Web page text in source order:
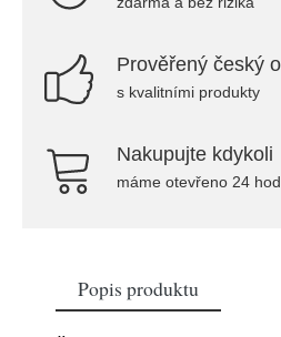
Prověřený český
s kvalitními produkty
Nakupujte kdykoli
máme otevřeno 24
Popis produktu